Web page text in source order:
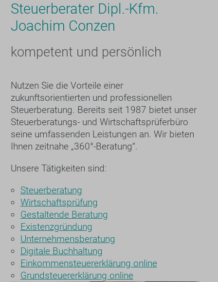
Steuerberater Dipl.-Kfm.
Joachim Conzen
kompetent und persönlich
Nutzen Sie die Vorteile einer
zukunftsorientierten und professionellen
Steuerberatung. Bereits seit 1987 bietet unser
Steuerberatungs- und Wirtschaftsprüferbüro
seine umfassenden Leistungen an. Wir bieten
Ihnen zeitnahe „360°-Beratung“.
Unsere Tätigkeiten sind:
Steuerberatung
Wirtschaftsprüfung
Gestaltende Beratung
Existenzgründung
Unternehmensberatung
Digitale Buchhaltung
Einkommensteuererklärung online
Grundsteuererklärung online